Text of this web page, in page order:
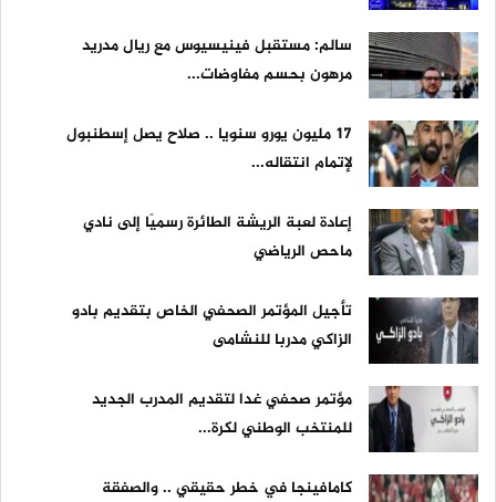
سالم: مستقبل فينيسيوس مع ريال مدريد
مرهون بحسم مفاوضات...
17 مليون يورو سنويا .. صلاح يصل إسطنبول
لإتمام انتقاله...
إعادة لعبة الريشة الطائرة رسميًا إلى نادي
ماحص الرياضي
تأجيل المؤتمر الصحفي الخاص بتقديم بادو
الزاكي مدربا للنشامى
مؤتمر صحفي غدا لتقديم المدرب الجديد
للمنتخب الوطني لكرة...
كامافينجا في خطر حقيقي .. والصفقة